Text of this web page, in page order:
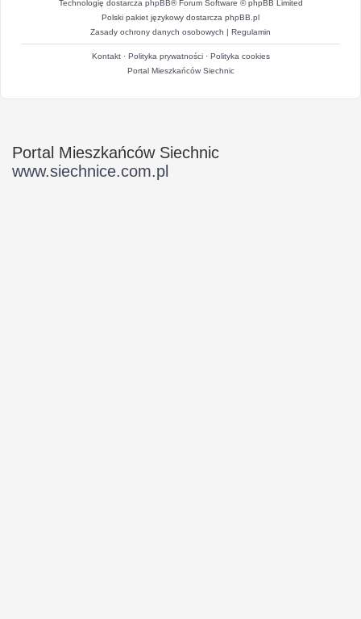
Technologię dostarcza phpBB® Forum Software © phpBB Limited
Polski pakiet językowy dostarcza phpBB.pl
Zasady ochrony danych osobowych | Regulamin
Kontakt· Polityka prywatności· Polityka cookies
Portal Mieszkańców Siechnic
Portal Mieszkańców Siechnic
www.siechnice.com.pl